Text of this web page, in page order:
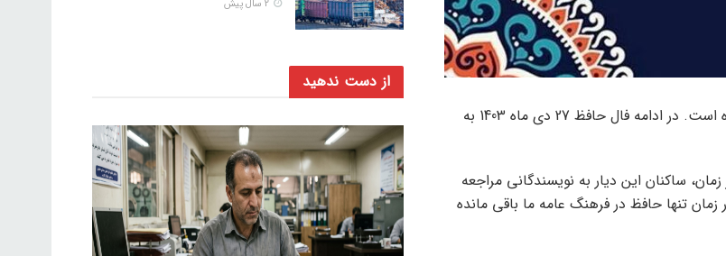
خبرجو؛ در گذر زمان تنها تفل تا حافظ در فرهنگ عامیانه ما باقی مانده است. در ادامه فال حافظ 27 دی ماه 1403 به
ساکنان این دیار به نویسندگانی مراجعه
تنها حافظ در فرهنگ عامه ما باقی مانده
از دست ندهید